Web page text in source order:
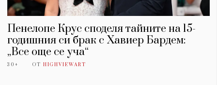
Пенелопе Крус споделя тайните на 15-
годишния си брак с Хавиер Бардем:
„Все още се уча“
30+ ОТ HIGHVIEWART